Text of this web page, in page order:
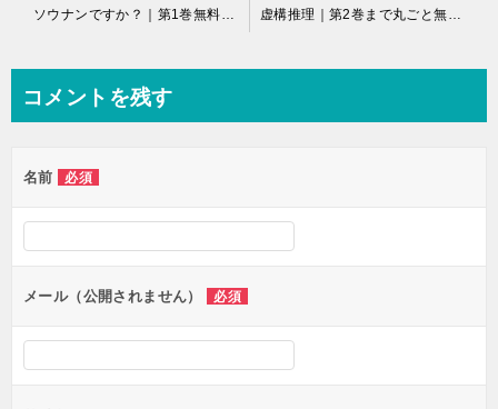
ビ
ー
シ
ョ
ン
コメントを残す
名前 必須
メール（公開されません） 必須